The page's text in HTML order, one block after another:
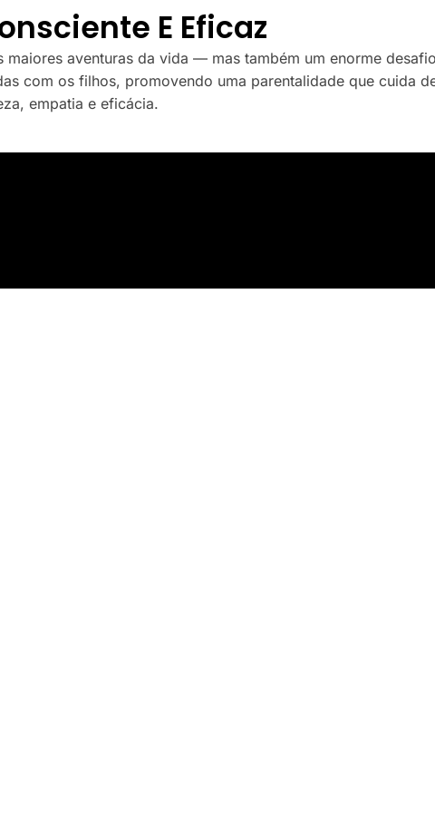
E Eficaz
maiores aventuras da vida — mas também um enorme
com os filhos, promovendo uma parentalidade que cuida
empatia e eficácia.